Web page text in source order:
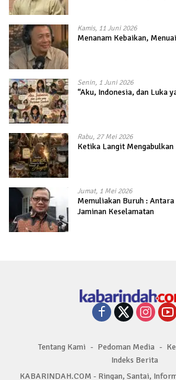
Kamis, 11 Juni 2026
Menanam Kebaikan,
Senin, 1 Juni 2026
“Aku, Indonesia, dan Luka
Rabu, 27 Mei 2026
Ketika Langit
Jumat, 1 Mei 2026
Memuliakan Buruh :
Jaminan Keselamatan
Tentang Kami Pedoman Media
Indeks Berita
KABARINDAH.COM - Ringan, Santai,